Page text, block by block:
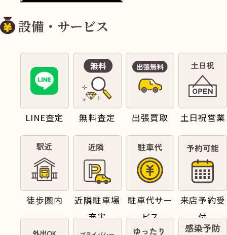
設備・サービス
LINE査定 無料査定 出張買取 土日祝営業
徒歩圏内
近隣駐車場
充実
駐車代サー
ビス
来店予約受
付